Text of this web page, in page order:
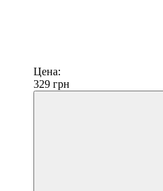
Цена:
329 грн